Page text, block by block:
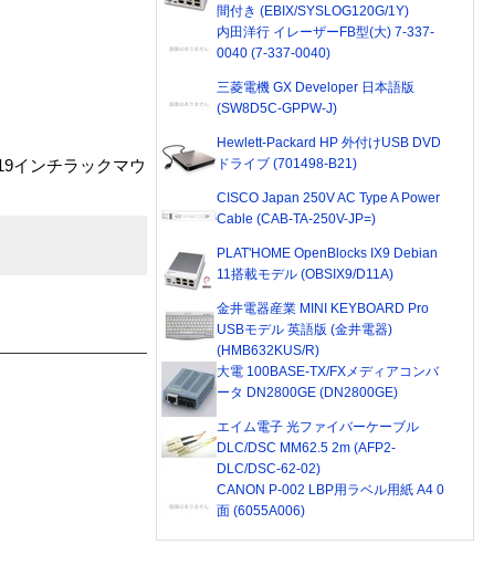
インチラックマウ
間付き (EBIX/SYSLOG120G/1Y)
内田洋行 イレーザーFB型(大) 7-337-
0040 (7-337-0040)
三菱電機 GX Developer 日本語版
(SW8D5C-GPPW-J)
Hewlett-Packard HP 外付けUSB DVD
ドライブ (701498-B21)
CISCO Japan 250V AC Type A Power
Cable (CAB-TA-250V-JP=)
PLAT'HOME OpenBlocks IX9 Debian
11搭載モデル (OBSIX9/D11A)
金井電器産業 MINI KEYBOARD Pro
USBモデル 英語版 (金井電器)
(HMB632KUS/R)
大電 100BASE-TX/FXメディアコンバ
ータ DN2800GE (DN2800GE)
エイム電子 光ファイバーケーブル
DLC/DSC MM62.5 2m (AFP2-
DLC/DSC-62-02)
CANON P-002 LBP用ラベル用紙 A4 0
面 (6055A006)